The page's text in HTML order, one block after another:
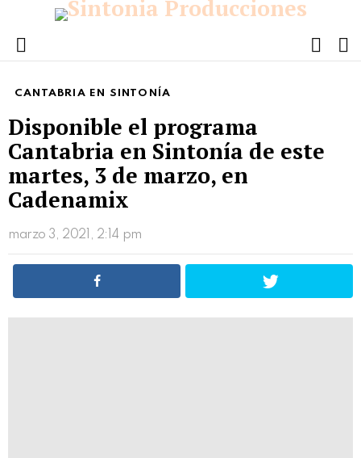
Menu
CANTABRIA EN SINTONÍA
Disponible el programa
Cantabria en Sintonía de este
martes, 3 de marzo, en
Cadenamix
marzo 3, 2021, 2:14 pm